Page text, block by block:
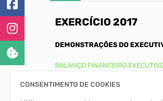
EXERCÍCIO 2017
DEMONSTRAÇÕES DO
BALANÇO FINANCEIRO
BALANÇO PATRIMONIAL
BALANÇO ORÇAMENTÁRIO
BALANÇO DEMONSTRAÇÕES DAS
DEMONSTRATIVO DO FLUXO DE
CONSENTIMENTO DE COOKIES